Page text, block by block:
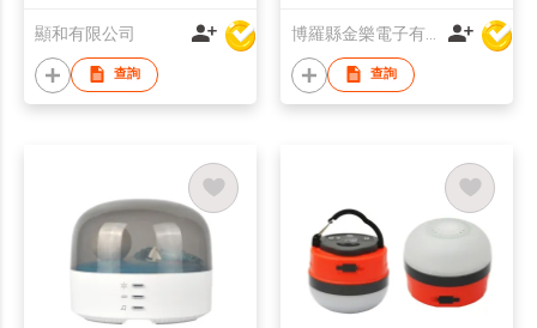
顯和有限公司
查詢 查詢